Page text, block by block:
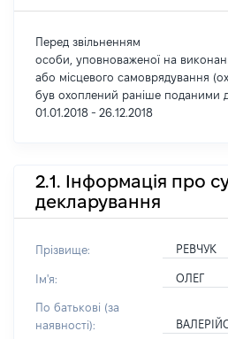
Перед звільненням
особи, уповноваженої на
або місцевого самоврядування
був охоплений раніше поданими
01.01.2018 - 26.12.2018
2.1. Інформація про
декларування
Прізвище: РЕВЧУК
Ім'я: ОЛЕГ
По батькові (за
наявності):